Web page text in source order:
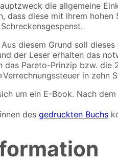
die allgemeine
dass diese mit ihrem
diesem Grund soll
der Leser erhalten das
das Pareto-Prinzip bzw.
in zehn
um ein E-Book. Nach
des gedruckten Buchs